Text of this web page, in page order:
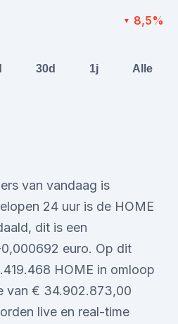
▼ 8,5%
30d 1j Alle
van vandaag is
24 uur is de HOME
dit is een
euro. Op dit
HOME in omloop
van € 34.902.873,00
live en real-time